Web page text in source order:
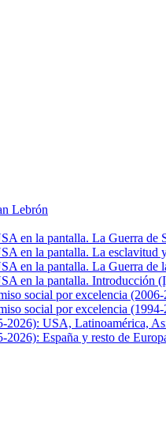
Lebrón
en la pantalla. La Guerra de
en la pantalla. La esclavitud
en la pantalla. La Guerra de
en la pantalla. Introducción
social por excelencia
social por excelencia
2026): USA, Latinoamérica,
España y resto de